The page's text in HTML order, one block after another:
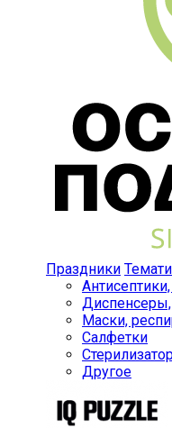
Праздники
Маски,
Салфетки
Другое